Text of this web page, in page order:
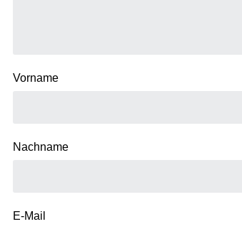
Vorname
Nachname
E-Mail